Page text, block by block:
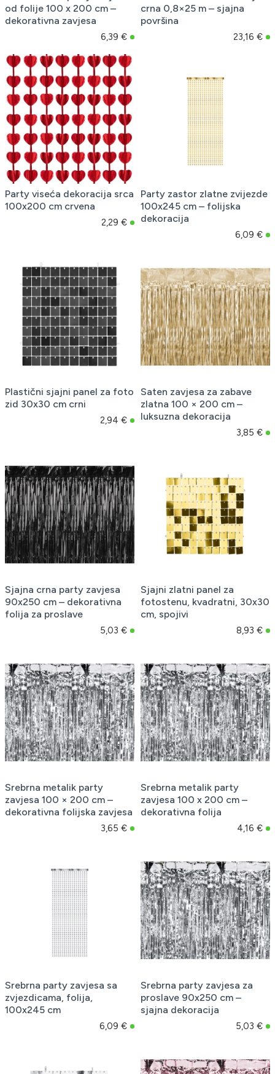
od folije 100 x 200 cm –
dekorativna zavjesa
6,39 €
crna 0,8×25 m – sjajna
površina
23,16 €
Party viseća dekoracija srca
100x200 cm crvena
2,29 €
Party zastor zlatne zvijezde
100x245 cm – folijska
dekoracija
6,09 €
Plastični sjajni panel za foto
zid 30x30 cm crni
2,94 €
Saten zavjesa za zabave
zlatna 100 × 200 cm –
luksuzna dekoracija
3,85 €
Sjajna crna party zavjesa
90x250 cm – dekorativna
folija za proslave
5,03 €
Sjajni zlatni panel za
fotostenu, kvadratni, 30x30
cm, spojivi
8,93 €
Srebrna metalik party
zavjesa 100 × 200 cm –
dekorativna folijska zavjesa
3,65 €
Srebrna metalik party
zavjesa 100 x 200 cm –
dekorativna folija
4,16 €
Srebrna party zavjesa sa
zvjezdicama, folija,
100x245 cm
6,09 €
Srebrna party zavjesa za
proslave 90x250 cm –
sjajna dekoracija
5,03 €